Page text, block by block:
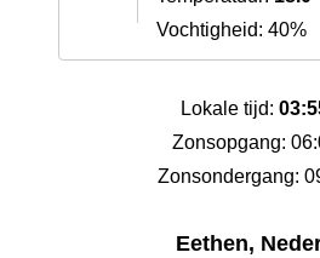
Vochtigheid: 40%
Lokale tijd:
Zonsopgang:
Zonsondergang:
Eethen,